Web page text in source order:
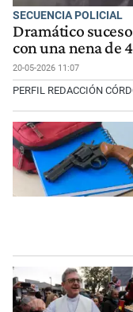
SECUENCIA POLICIAL
Dramático
con una nena de
20-05-2026 11:07
PERFIL REDACCIÓN